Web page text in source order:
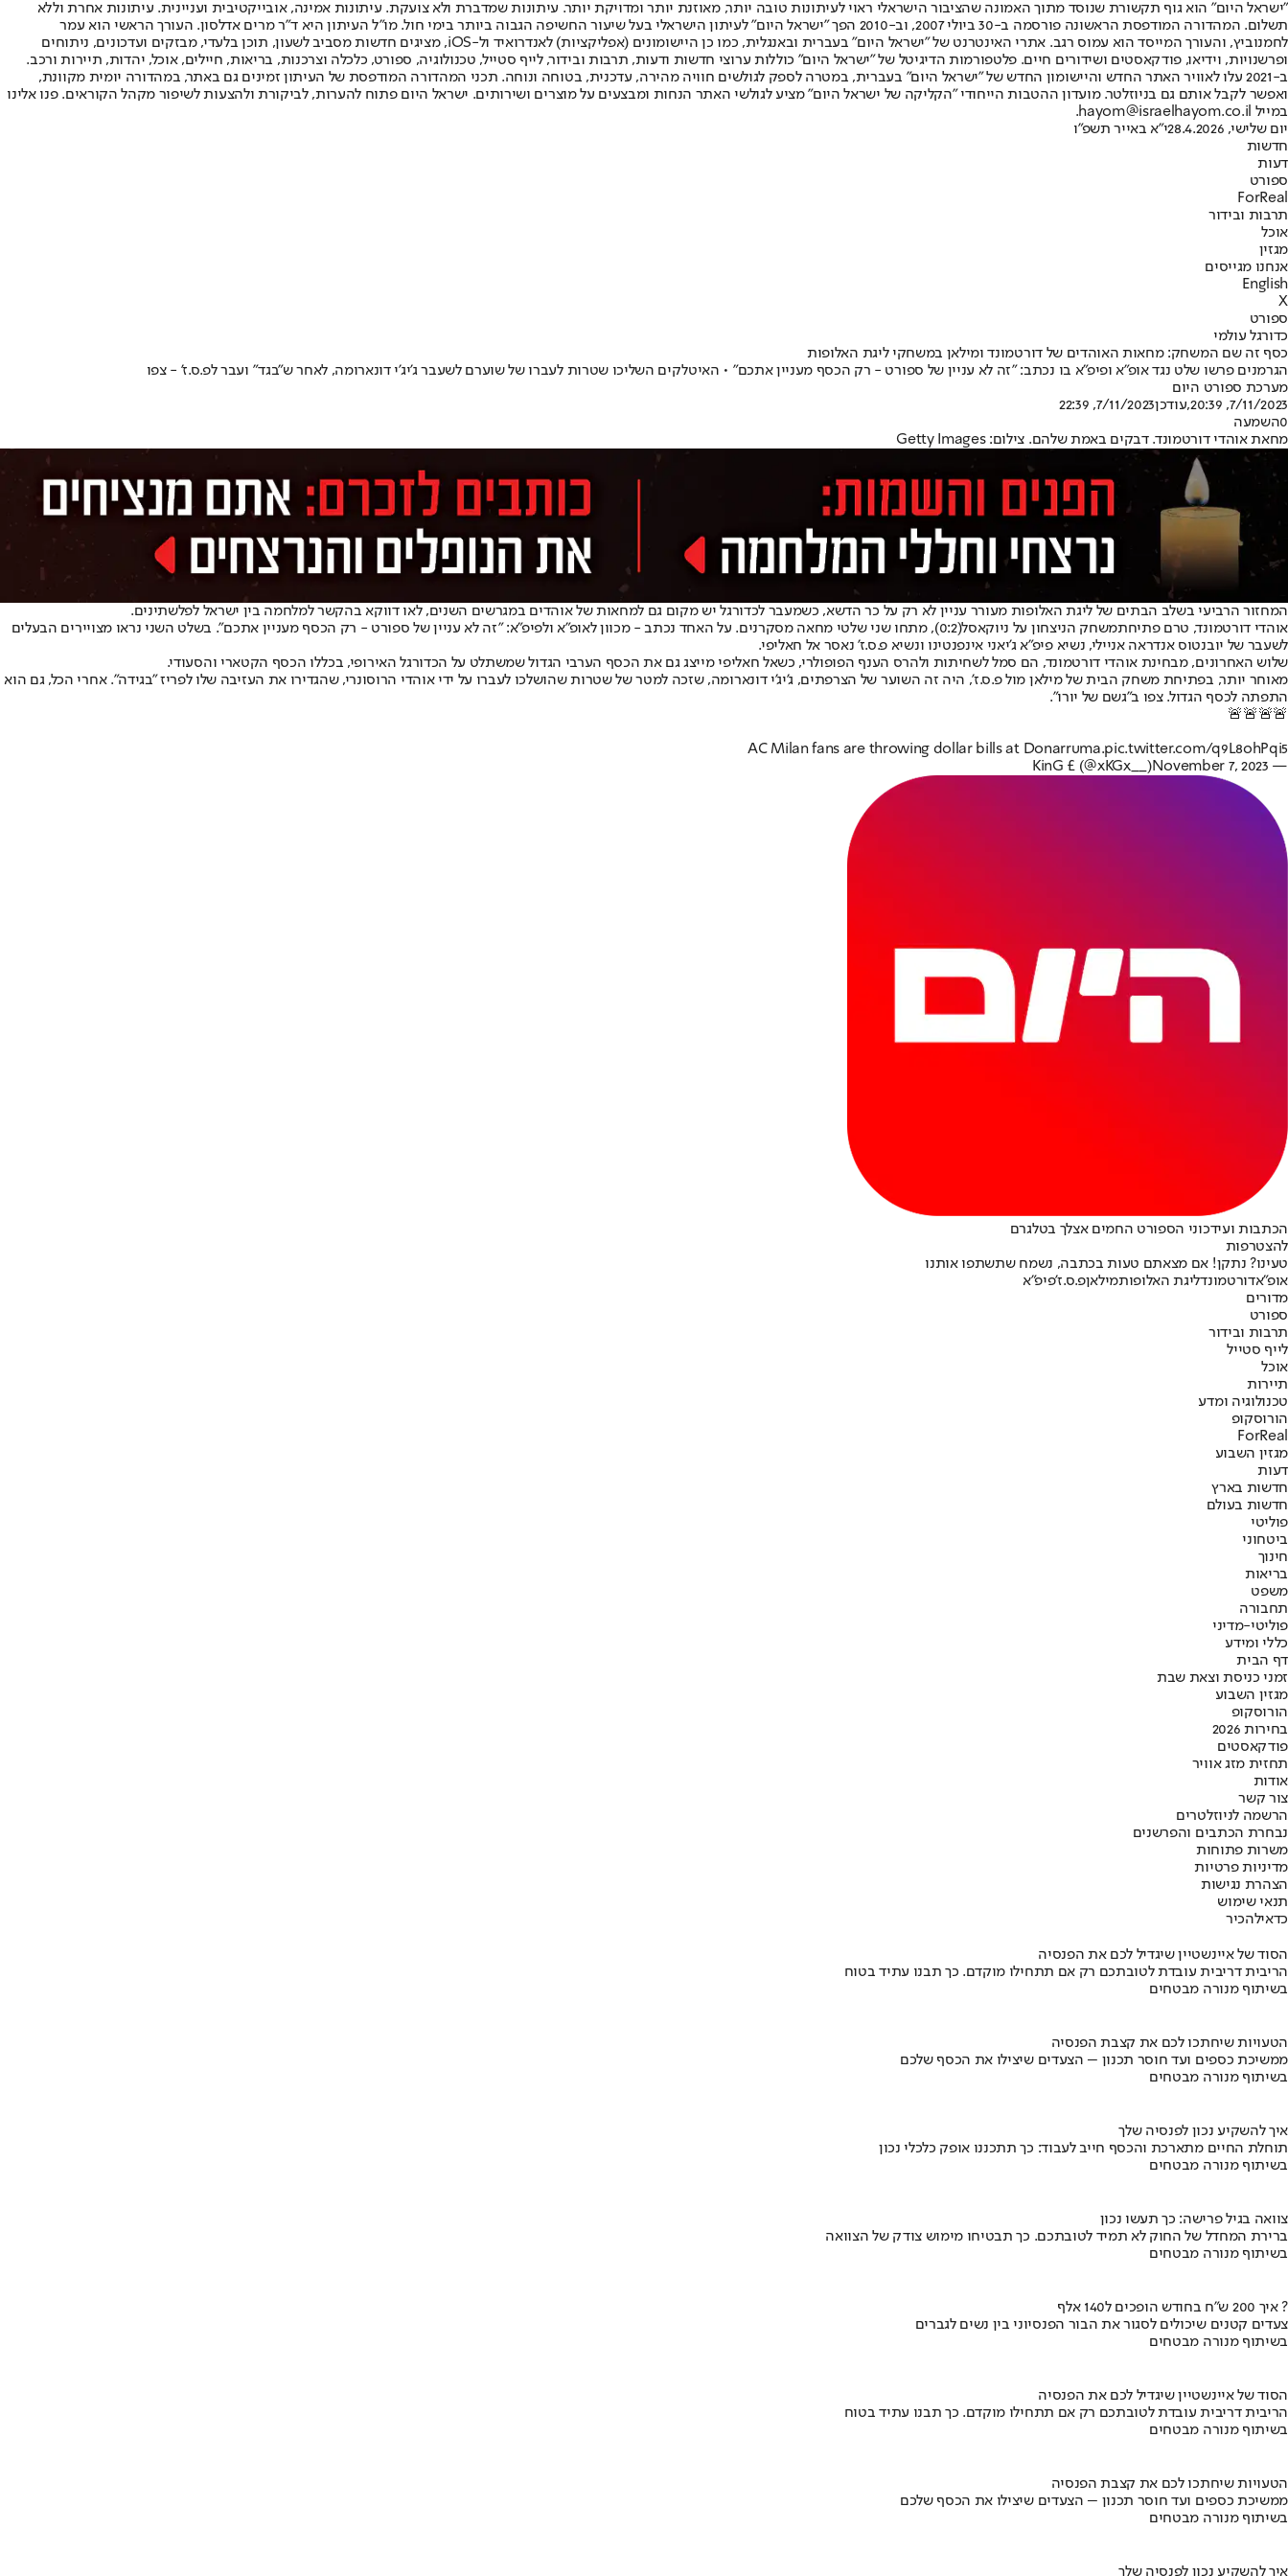
"ישראל היום" הוא גוף תקשורת שנוסד מתוך האמונה שהציבור הישראלי ראוי לעיתונות טובה יותר, מאוזנת יותר ומדויקת יותר. עיתונות שמדברת ולא צועקת. עיתונות אמינה, אובייקטיבית ועניינית. עיתונות אחרת וללא
תשלום. המהדורה המודפסת הראשונה פורסמה ב-30 ביולי 2007, וב-2010 הפך "ישראל היום" לעיתון הישראלי בעל שיעור החשיפה הגבוה ביותר בימי חול. מו"ל העיתון היא ד"ר מרים אדלסון. העורך הראשי הוא עמר
לחמנוביץ, והעורך המייסד הוא עמוס רגב. אתרי האינטרנט של "ישראל היום" בעברית ובאנגלית, כמו כן היישומונים (אפליקציות) לאנדרואיד ול-iOS, מציגים חדשות מסביב לשעון, תוכן בלעדי, מבזקים ועדכונים, ניתוחים
ופרשנויות, וידיאו, פודקאסטים ושידורים חיים. פלטפורמות הדיגיטל של "ישראל היום" כוללות ערוצי חדשות ודעות, תרבות ובידור, לייף סטייל, טכנולוגיה, ספורט, כלכלה וצרכנות, בריאות, חיילים, אוכל, יהדות, תיירות ורכב.
ב-2021 עלו לאוויר האתר החדש והיישומון החדש של "ישראל היום" בעברית, במטרה לספק לגולשים חוויה מהירה, עדכנית, בטוחה ונוחה. תכני המהדורה המודפסת של העיתון זמינים גם באתר, במהדורה יומית מקוונת,
ואפשר לקבל אותם גם בניוזלטר. מועדון ההטבות הייחודי "הקליקה של ישראל היום" מציע לגולשי האתר הנחות ומבצעים על מוצרים ושירותים. ישראל היום פתוח להערות, לביקורת ולהצעות לשיפור מקהל הקוראים. פנו אלינו
במייל hayom@israelhayom.co.il.
יום שלישי, 28.4.2026
י"א באייר תשפ"ו
חדשות
דעות
ספורט
ForReal
תרבות ובידור
אוכל
מגזין
אנחנו מגייסים
English
X
ספורט
כדורגל עולמי
כסף זה שם המשחק: מחאות האוהדים של דורטמונד ומילאן במשחקי ליגת האלופות
הגרמנים פרשו שלט נגד אופ"א ופיפ"א בו נכתב: "זה לא עניין של ספורט - רק הכסף מעניין אתכם" • האיטלקים השליכו שטרות לעברו של שוערם לשעבר ג'יג'י דונארומה, לאחר ש"בגד" ועבר לפ.ס.ז' - צפו
מערכת ספורט היום
7/11/2023, 20:39
,עודכן7/11/2023, 22:39
0השמעה
מחאת אוהדי דורטמונד. דבקים באמת שלהם. צילום: Getty Images
המחזור הרביעי בשלב הבתים של ליגת האלופות מעורר עניין לא רק על כר הדשא, כשמעבר לכדורגל יש מקום גם למחאות של אוהדים במגרשים השנים, לאו דווקא בהקשר למלחמה בין ישראל לפלשתינים.
אוהדי דורטמונד, טרם פתיחתמשחק הניצחון על ניוקאסל
(0:2), מתחו שני שלטי מחאה מסקרנים. על האחד נכתב - מכוון לאופ"א ולפיפ"א: "זה לא עניין של ספורט - רק הכסף מעניין אתכם". בשלט השני נראו מצויירים הבעלים
לשעבר של יובנטוס אנדראה אניילי, נשיא פיפ"א ג'יאני אינפנטינו ונשיא פ.ס.ז' נאסר אל חאליפי.
שלוש האחרונים, מבחינת אוהדי דורטמונד, הם סמל לשחיתות ולהרס הענף הפופולרי, כשאל חאליפי מייצג גם את הכסף הערבי הגדול שמשתלט על הכדורגל האירופי, בכללו הכסף הקטארי והסעודי.
מאוחר יותר, בפתיחת משחק הבית של מילאן מול פ.ס.ז', היה זה השוער של הצרפתים, ג'יג'י דונארומה, שזכה למטר של שטרות שהושלכו לעברו על ידי אוהדי הרוסונרי, שהגדירו את העזיבה שלו לפריז "בגידה". אחרי הכל, גם הוא
התפתה לכסף הגדול. צפו ב"גשם של יורו".
🚨🚨🚨🚨
AC Milan fans are throwing dollar bills at Donarruma.pic.twitter.com/q9L8ohPqi5
— KinG £ (@xKGx__)
November 7, 2023
הכתבות ועידכוני הספורט החמים אצלך בטלגרם
להצטרפות
טעינו? נתקן! אם מצאתם טעות בכתבה, נשמח שתשתפו אותנו
אופ"אדורטמונדליגת האלופותמילאןפ.ס.ז'פיפ"א
מדורים
ספורט
תרבות ובידור
לייף סטייל
אוכל
תיירות
טכנולוגיה ומדע
הורוסקופ
ForReal
מגזין השבוע
דעות
חדשות בארץ
חדשות בעולם
פוליטי
ביטחוני
חינוך
בריאות
משפט
תחבורה
פוליטי-מדיני
כללי ומידע
דף הבית
זמני כניסת וצאת שבת
מגזין השבוע
הורוסקופ
בחירות 2026
פודקאסטים
תחזית מזג אוויר
אודות
צור קשר
הרשמה לניוזלטרים
נבחרת הכתבים והפרשנים
משרות פתוחות
מדיניות פרטיות
הצהרת נגישות
תנאי שימוש
כדאילהכיר
הסוד של איינשטיין שיגדיל לכם את הפנסיה
הריבית דריבית עובדת לטובתכם רק אם תתחילו מוקדם. כך תבנו עתיד בטוח
בשיתוף מנורה מבטחים
הטעויות שיחתכו לכם את קצבת הפנסיה
ממשיכת כספים ועד חוסר תכנון – הצעדים שיצילו את הכסף שלכם
בשיתוף מנורה מבטחים
איך להשקיע נכון לפנסיה שלך
תוחלת החיים מתארכת והכסף חייב לעבוד: כך תתכננו אופק כלכלי נכון
בשיתוף מנורה מבטחים
צוואה בגיל פרישה: כך תעשו נכון
ברירת המחדל של החוק לא תמיד לטובתכם. כך תבטיחו מימוש צודק של הצוואה
בשיתוף מנורה מבטחים
איך 200 ש"ח בחודש הופכים ל140 אלף ?
צעדים קטנים שיכולים לסגור את הבור הפנסיוני בין נשים לגברים
בשיתוף מנורה מבטחים
הסוד של איינשטיין שיגדיל לכם את הפנסיה
הריבית דריבית עובדת לטובתכם רק אם תתחילו מוקדם. כך תבנו עתיד בטוח
בשיתוף מנורה מבטחים
הטעויות שיחתכו לכם את קצבת הפנסיה
ממשיכת כספים ועד חוסר תכנון – הצעדים שיצילו את הכסף שלכם
בשיתוף מנורה מבטחים
איך להשקיע נכון לפנסיה שלך